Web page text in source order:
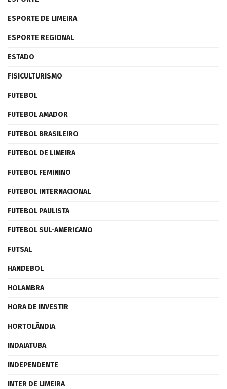
ESPORTE DE LIMEIRA
ESPORTE REGIONAL
ESTADO
FISICULTURISMO
FUTEBOL
FUTEBOL AMADOR
FUTEBOL BRASILEIRO
FUTEBOL DE LIMEIRA
FUTEBOL FEMININO
FUTEBOL INTERNACIONAL
FUTEBOL PAULISTA
FUTEBOL SUL-AMERICANO
FUTSAL
HANDEBOL
HOLAMBRA
HORA DE INVESTIR
HORTOLÂNDIA
INDAIATUBA
INDEPENDENTE
INTER DE LIMEIRA